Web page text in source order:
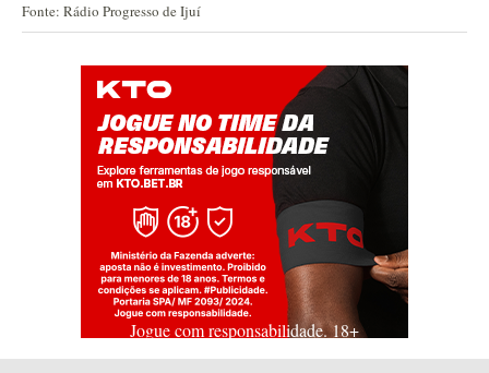
Fonte: Rádio Progresso de Ijuí
Jogue com responsabilidade. 18+